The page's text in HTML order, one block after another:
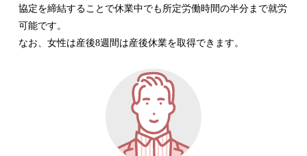
協定を締結することで休業中でも所定労働時間の半分まで就労
可能です。
なお、女性は産後8週間は産後休業を取得できます。